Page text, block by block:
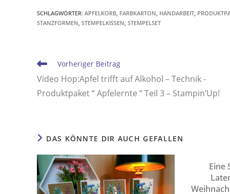
SCHLAGWÖRTER: APFELKORB, FARBKARTON, HANDARBEIT,
STANZFORMEN, STEMPELKISSEN, STEMPELSET
Vorheriger Beitrag
Video Hop:Apfel trifft auf Alkohol – Technik -
Produktpaket “ Apfelernte “ Teil 3 – Stampin’Up!
DAS KÖNNTE DIR AUCH GEFALLEN
Eine